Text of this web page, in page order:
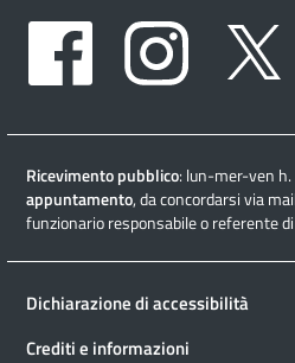
Facebook
Instagram
Ricevimento pubblico: lun-mer-ven
appuntamento, da concordarsi via
funzionario responsabile o referente
Dichiarazione di accessibilità
Crediti e informazioni